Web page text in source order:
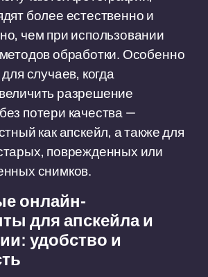
более естественно и
чем при использовании
обработки. Особенно
случаев, когда
разрешение
потери качества —
как апскейл, а также для
поврежденных или
снимков.
онлайн-
для апскейла и
удобство и